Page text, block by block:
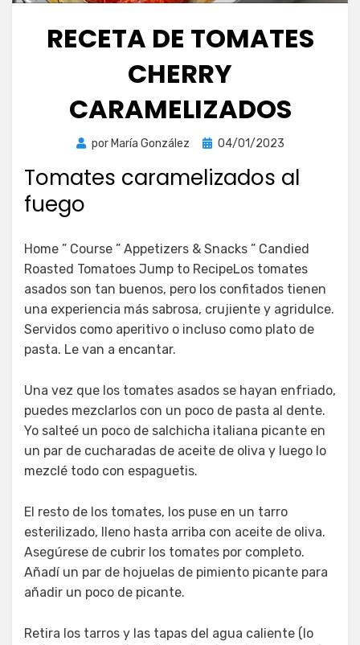
RECETA DE TOMATES
CHERRY
CARAMELIZADOS
por María González
Publicada
04/01/2023
Tomates caramelizados al
fuego
Home ” Course ” Appetizers & Snacks ” Candied
Roasted Tomatoes Jump to RecipeLos tomates
asados son tan buenos, pero los confitados tienen
una experiencia más sabrosa, crujiente y agridulce.
Servidos como aperitivo o incluso como plato de
pasta. Le van a encantar.
Una vez que los tomates asados se hayan enfriado,
puedes mezclarlos con un poco de pasta al dente.
Yo salteé un poco de salchicha italiana picante en
un par de cucharadas de aceite de oliva y luego lo
mezclé todo con espaguetis.
El resto de los tomates, los puse en un tarro
esterilizado, lleno hasta arriba con aceite de oliva.
Asegúrese de cubrir los tomates por completo.
Añadí un par de hojuelas de pimiento picante para
añadir un poco de picante.
Retira los tarros y las tapas del agua caliente (lo